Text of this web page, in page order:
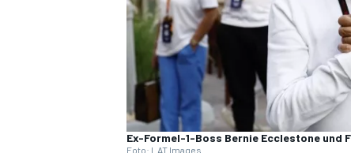
DTM
Ex-Formel-1-Boss Bernie Ecclestone und
Foto: LAT Images